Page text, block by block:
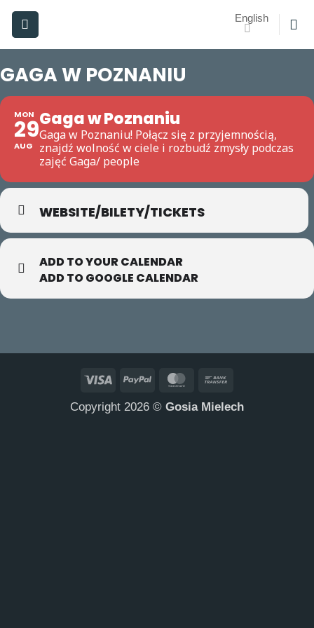
Skip
content
English
GAGA W POZNANIU
MON
29
AUG
Gaga w Poznaniu
Gaga w Poznaniu! Połącz się z przyjemnością,
znajdź wolność w ciele i rozbudź zmysły podczas
zajęć Gaga/ people
WEBSITE/BILETY/TICKETS
ADD TO YOUR CALENDAR
ADD TO GOOGLE CALENDAR
Visa PayPal MasterCard
Copyright 2026 © Gosia Mielech